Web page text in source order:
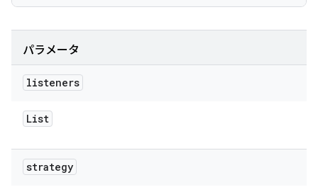
パラメータ
listeners
List
strategy